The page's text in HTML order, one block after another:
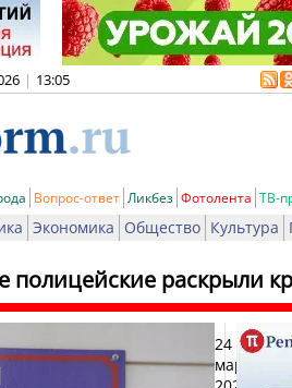
| 13:05
Вопрос-ответ Ликбез Фотолента ТВ-
Экономика Общество Культура
полицейские раскрыли
24
марта